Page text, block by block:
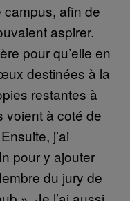
afin de
aspirer.
pour qu’elle en
destinées à la
restantes à
voient à coté de
j’ai
pour y ajouter
du jury de